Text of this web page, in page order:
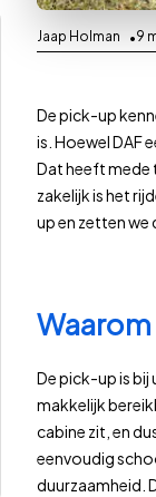
Jaap Holman 9
De pick-up
is. Hoewel DAF
Dat heeft mede
zakelijk is het
up en zetten we
De pick-up is bij
makkelijk
cabine zit, en
eenvoudig
duurzaamheid.